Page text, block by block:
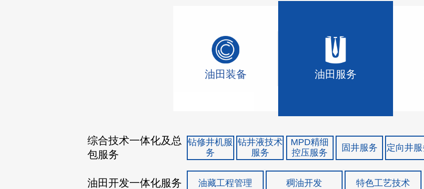
油田装备 油田服务
综合技术一体化及总
包服务
钻修井机服
务
钻井液技术
服务
MPD精细
控压服务
固井服务 定向井服
油田开发一体化服务 油藏工程管理 稠油开发 特色工艺技术